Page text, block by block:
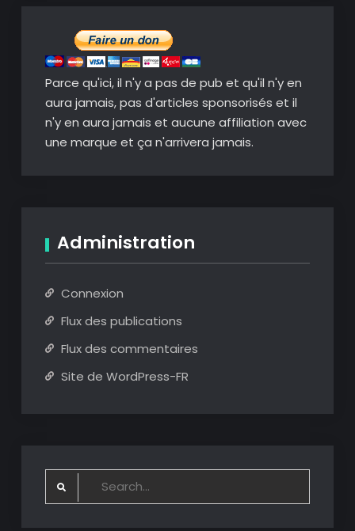
Parce qu'ici, il n'y a pas de pub et qu'il n'y en
aura jamais, pas d'articles sponsorisés et il
n'y en aura jamais et aucune affiliation avec
une marque et ça n'arrivera jamais.
Administration
Connexion
Flux des publications
Flux des commentaires
Site de WordPress-FR
Search